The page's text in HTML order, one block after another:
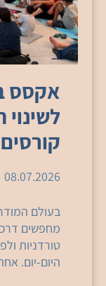
אקסס
08.07.2026
בעולם
מחפשים
טורדניות
היום-יום.